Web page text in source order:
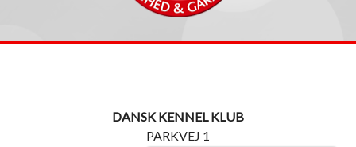
DANSK KENNEL KLUB
PARKVEJ 1